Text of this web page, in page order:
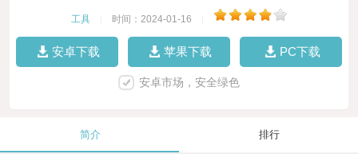
工具 时间：2024-01-16
安卓下载 苹果下载 PC下载
安卓市场，安全绿色
简介 排行